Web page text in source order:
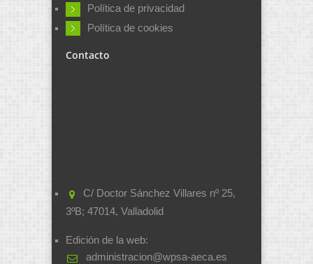
Política de privacidad
Política de cookies
Contacto
C/ Doctor Sánchez Villares nº 25,
3ºB; 47014, Valladolid
Edición de la web:
administracion@wpsa-aeca.es